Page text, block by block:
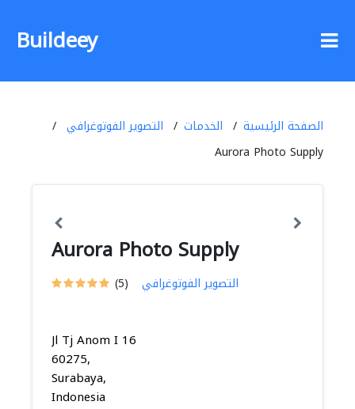
Buildeey
الصفحة الرئيسية الخدمات
التصوير الفوتوغرافي
Aurora Photo Supply
Aurora Photo Supply
(5) التصوير الفوتوغرافي
Jl Tj Anom I 16
60275,
Surabaya,
Indonesia